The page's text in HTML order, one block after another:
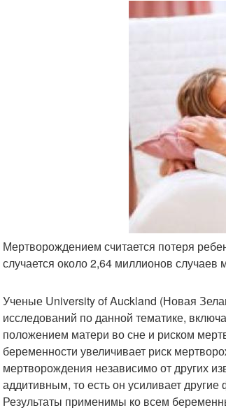
Мертворождением считается потеря
случается около 2,64 миллионов случаев
Ученые University of Auckland (Новая
исследований по данной тематике,
положением матери во сне и риском
беременности увеличивает риск
мертворождения независимо от других
аддитивным, то есть он усиливает
Результаты применимы ко всем